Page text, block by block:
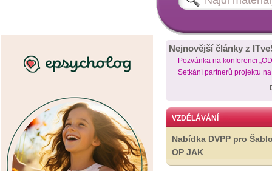
Nejnovější články z
Pozvánka na konferenci
Setkání partnerů projektu
VZDĚLÁVÁNÍ
Nabídka DVPP pro
OP JAK